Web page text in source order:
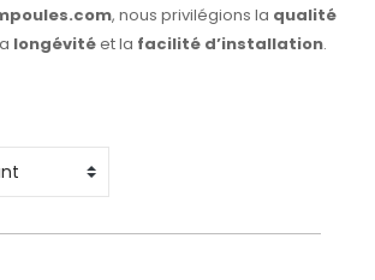
, nous privilégions la qualité
longévitéet la facilité d’installation.